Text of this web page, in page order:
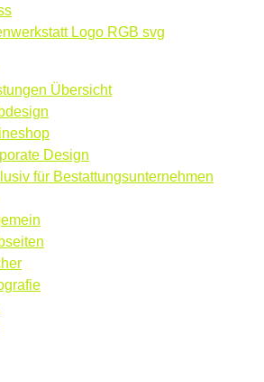
Übersicht
Design
für Bestattungsunternehmen